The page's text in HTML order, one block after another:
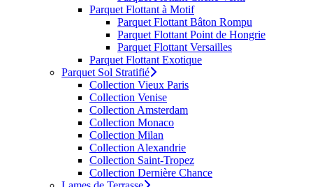
Parquet Flottant à Motif
Parquet Flottant Bâton Rompu
Parquet Flottant Point de Hongrie
Parquet Flottant Versailles
Parquet Flottant Exotique
Parquet Sol Stratifié
Collection Vieux Paris
Collection Venise
Collection Amsterdam
Collection Monaco
Collection Milan
Collection Alexandrie
Collection Saint-Tropez
Collection Dernière Chance